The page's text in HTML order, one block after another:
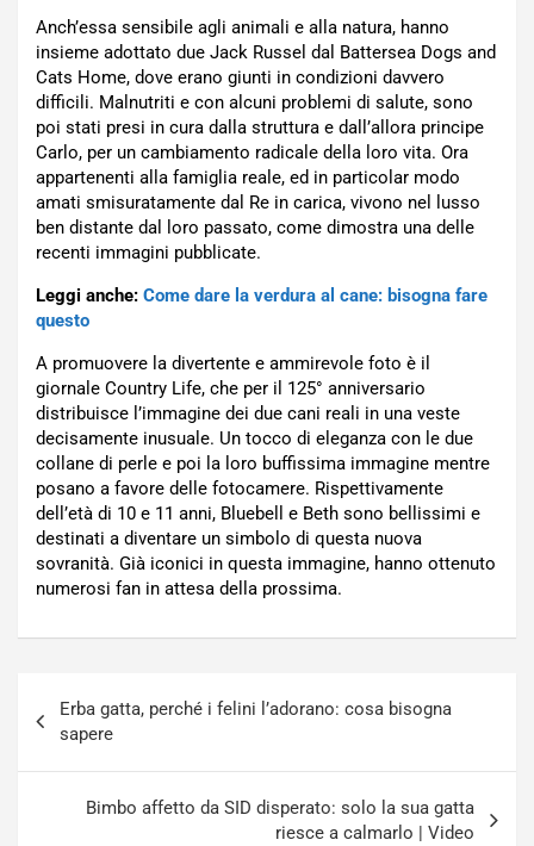
Anch’essa sensibile agli animali e alla natura, hanno
insieme adottato due Jack Russel dal Battersea Dogs and
Cats Home, dove erano giunti in condizioni davvero
difficili. Malnutriti e con alcuni problemi di salute, sono
poi stati presi in cura dalla struttura e dall’allora principe
Carlo, per un cambiamento radicale della loro vita. Ora
appartenenti alla famiglia reale, ed in particolar modo
amati smisuratamente dal Re in carica, vivono nel lusso
ben distante dal loro passato, come dimostra una delle
recenti immagini pubblicate.
Leggi anche: Come dare la verdura al cane: bisogna fare
questo
A promuovere la divertente e ammirevole foto è il
giornale Country Life, che per il 125° anniversario
distribuisce l’immagine dei due cani reali in una veste
decisamente inusuale. Un tocco di eleganza con le due
collane di perle e poi la loro buffissima immagine mentre
posano a favore delle fotocamere. Rispettivamente
dell’età di 10 e 11 anni, Bluebell e Beth sono bellissimi e
destinati a diventare un simbolo di questa nuova
sovranità. Già iconici in questa immagine, hanno ottenuto
numerosi fan in attesa della prossima.
articoli
Erba gatta, perché i felini l’adorano: cosa bisogna
sapere
Bimbo affetto da SID disperato: solo la sua gatta
riesce a calmarlo | Video